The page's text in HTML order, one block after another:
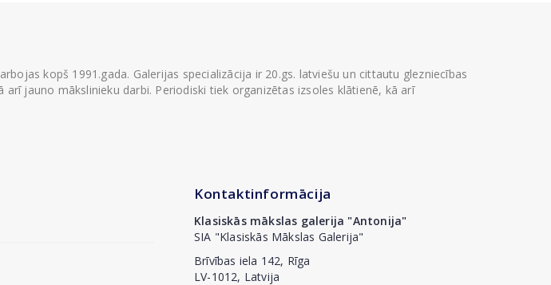
kopš 1991.gada. Galerijas specializācija ir 20.gs. latviešu un cittautu glezniecības
arī jauno mākslinieku darbi. Periodiski tiek organizētas izsoles klātienē, kā arī
Kontaktinformācija
Klasiskās mākslas galerija "Antonija"
SIA "Klasiskās Mākslas Galerija"
Brīvības iela 142, Rīga
LV-1012, Latvija